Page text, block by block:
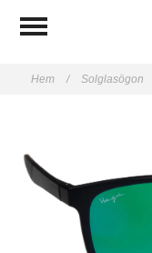
Hem / Solglasögon